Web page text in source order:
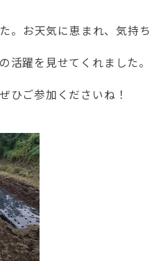
。お天気に恵まれ、気持ち
躍を見せてくれました。
ひご参加くださいね！